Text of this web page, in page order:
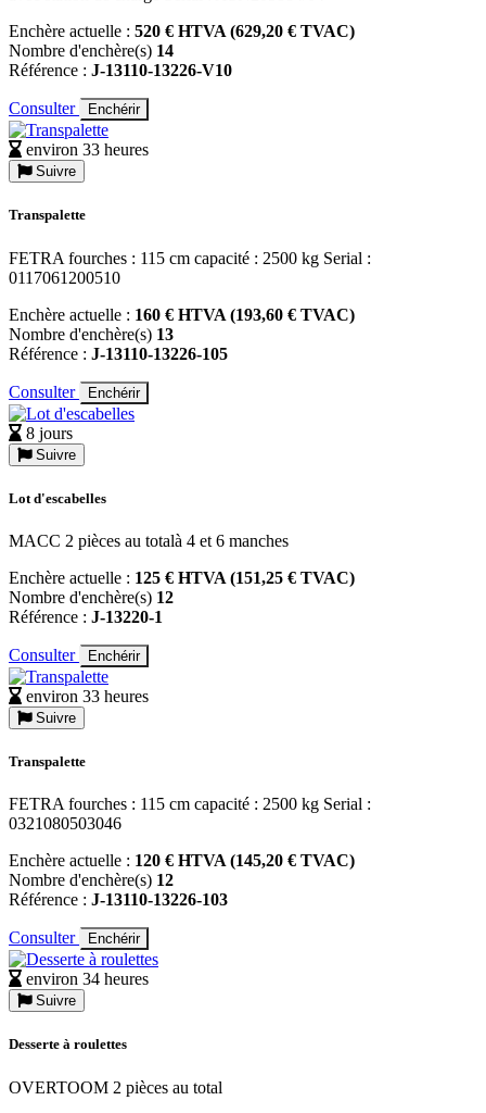
Enchère actuelle : 520 € HTVA (629,20 € TVAC)
Nombre d'enchère(s) 14
Référence : J-13110-13226-V10
Consulter Enchérir
environ 33 heures
Suivre
Transpalette
FETRA fourches : 115 cm capacité : 2500 kg Serial :
0117061200510
Enchère actuelle : 160 € HTVA (193,60 € TVAC)
Nombre d'enchère(s) 13
Référence : J-13110-13226-105
Consulter Enchérir
8 jours
Suivre
Lot d'escabelles
MACC 2 pièces au totalà 4 et 6 manches
Enchère actuelle : 125 € HTVA (151,25 € TVAC)
Nombre d'enchère(s) 12
Référence : J-13220-1
Consulter Enchérir
environ 33 heures
Suivre
Transpalette
FETRA fourches : 115 cm capacité : 2500 kg Serial :
0321080503046
Enchère actuelle : 120 € HTVA (145,20 € TVAC)
Nombre d'enchère(s) 12
Référence : J-13110-13226-103
Consulter Enchérir
environ 34 heures
Suivre
Desserte à roulettes
OVERTOOM 2 pièces au total